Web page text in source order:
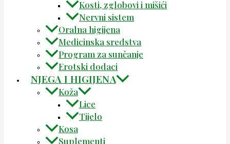
Kosti, zglobovi i mišići
Nervni sistem
Oralna higijena
Medicinska sredstva
Program za sunčanje
Erotski dodaci
NJEGA I HIGIJENA
Koža
Lice
Tijelo
Kosa
Suplementi